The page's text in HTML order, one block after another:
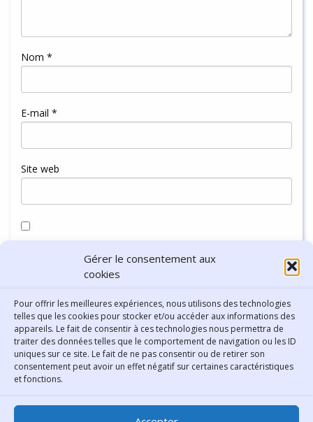
Gérer le consentement aux
cookies
Pour offrir les meilleures expériences, nous utilisons des technologies
telles que les cookies pour stocker et/ou accéder aux informations des
appareils. Le fait de consentir à ces technologies nous permettra de
traiter des données telles que le comportement de navigation ou les ID
uniques sur ce site. Le fait de ne pas consentir ou de retirer son
consentement peut avoir un effet négatif sur certaines caractéristiques
et fonctions.
Nom *
E-mail *
Site web
navigateur pour mon prochain commentaire.
Bibliothèque municipale de